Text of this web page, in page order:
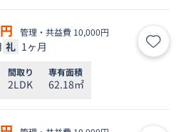
管理・共益費 10,000円
礼 1ヶ月 お気
間取り
2LDK
専有面積
62.18㎡